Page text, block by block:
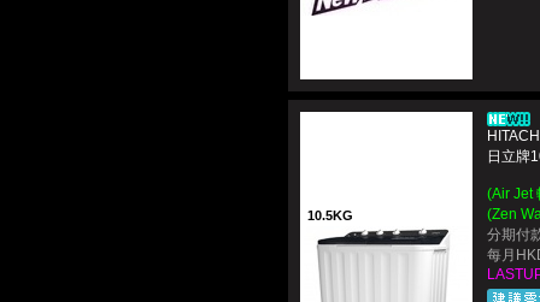
10.5KG
日立牌
(Air Jet
(Zen
分期付
每月